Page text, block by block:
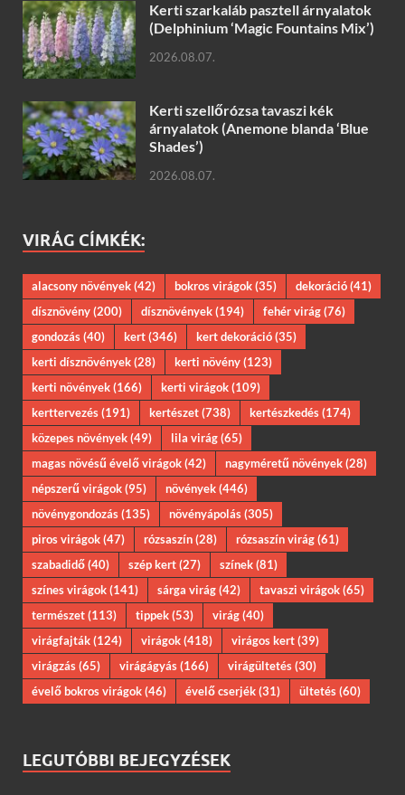
Kerti szarkaláb pasztell árnyalatok
(Delphinium ‘Magic Fountains Mix’)
2026.08.07.
Kerti szellőrózsa tavaszi kék
árnyalatok (Anemone blanda ‘Blue
Shades’)
2026.08.07.
VIRÁG CÍMKÉK:
alacsony növények(42) bokros virágok(35) dekoráció(41)
dísznövény(200) dísznövények(194) fehér virág(76)
gondozás(40) kert(346) kert dekoráció(35)
kerti dísznövények(28) kerti növény(123)
kerti növények(166) kerti virágok(109)
kerttervezés(191) kertészet(738) kertészkedés(174)
közepes növények(49) lila virág(65)
magas növésű évelő virágok(42) nagyméretű növények(28)
népszerű virágok(95) növények(446)
növénygondozás(135) növényápolás(305)
piros virágok(47) rózsaszín(28) rózsaszín virág(61)
szabadidő(40) szép kert(27) színek(81)
színes virágok(141) sárga virág(42) tavaszi virágok(65)
természet(113) tippek(53) virág(40)
virágfajták(124) virágok(418) virágos kert(39)
virágzás(65) virágágyás(166) virágültetés(30)
évelő bokros virágok(46) évelő cserjék(31) ültetés(60)
LEGUTÓBBI BEJEGYZÉSEK